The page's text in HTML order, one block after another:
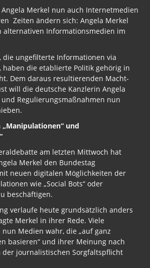
Angela Merkel nun auch Internetmedien
Zeiten ändern sich: Angela Merkel
alternativen Informationsmedien im
die ungefilterte Informationen via
die etablierte Politik gehörig in
Dem daraus resultierenden Macht-
will die deutsche Kanzlerin Angela
Regulierungsmaßnahmen nun
und
am letzten Mittwoch hat
Merkel den Bundestag
neuen digitalen Möglichkeiten der
wie „Social Bots“ oder
beschäftigen.
verlaufe heute grundsätzlich anders
Merkel in ihrer Rede. Viele
Medien wahr, die „auf ganz
basieren“ und ihrer Meinung nach
journalistischen Sorgfaltspflicht